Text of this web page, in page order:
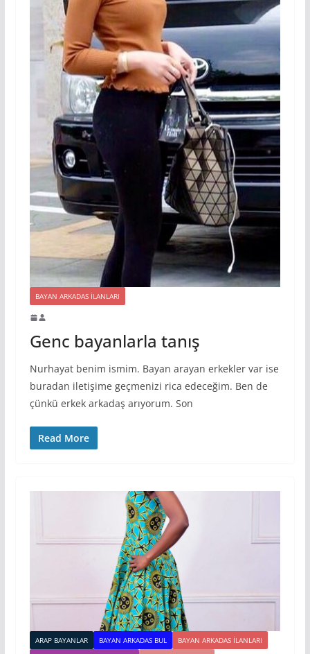
BAYAN ARKADAS ILANLARI
Genc bayanlarla tanış
Nurhayat benim ismim. Bayan arayan erkekler var ise
buradan iletişime geçmenizi rica edeceğim. Ben de
çünkü erkek arkadaş arıyorum. Son
Read More
ARAP BAYANLAR BAYAN ARKADAS BUL
BAYAN ARKADAS ILANLARI